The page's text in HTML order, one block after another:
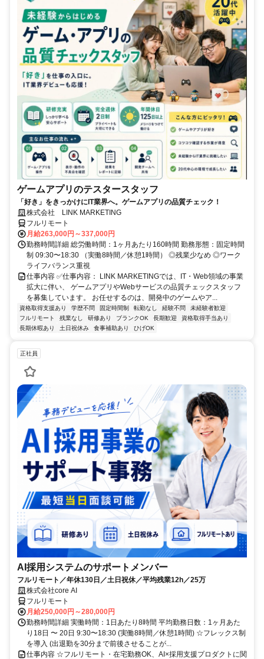
ゲームアプリのテスタースタッフ
「好き」をきっかけにIT業界へ。ゲームアプリの品質チェック！
株式会社 LINK MARKETING
フルリモート
月給263,000円～337,000円
勤務時間詳細 総労働時間：1ヶ月あたり160時間 勤務形態：固定時間
制 09:30〜18:30 （実働8時間／休憩1時間） ◎残業少なめ ◎ワーク
ライフバランス重視
仕事内容 ✅仕事内容： LINK MARKETINGでは、IT・Web領域の事業
拡大に伴い、 ゲームアプリやWebサービスの品質チェックスタッフ
を募集しています。 お任せするのは、開発中のゲームやア...
資格取得支援あり 学歴不問 固定時間制 転勤なし 経験不問
未経験者歓迎
フルリモート
残業なし 研修あり ブランクOK 長期歓迎
資格取得手当あり
長期休暇あり
土日祝休み 食事補助あり ひげOK
正社員
AI採用システムのサポートメンバー
フルリモート／年休130日／土日祝休／平均残業12h／25万
株式会社core AI
フルリモート
月給250,000円～280,000円
勤務時間詳細 実働時間：1日あたり8時間 平均勤務日数：1ヶ月あた
り18日 〜 20日 9:30〜18:30 (実働8時間／休憩1時間) ☆フレックス制
を導入 (出退勤を30分まで前後させることが...
仕事内容 ☆フルリモート・在宅勤務OK、AI×採用支援プロダクトに関